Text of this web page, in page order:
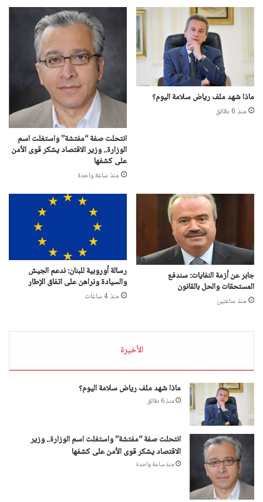
ماذا شهد ملف رياض سلامة اليوم؟
منذ 6 دقائق
انتحلت صفة “مفتشة” واستغلت اسم
الوزارة.. وزير الاقتصاد يشكر قوى الأمن
على كشفها
منذ ساعة واحدة
جابر عن أزمة النفايات: سندفع
المستحقات والحل بالقانون
منذ ساعتين
رسالة أوروبية للبنان: ندعم الجيش
والسيادة ونراهن على اتفاق الإطار
منذ 4 ساعات
الأخيرة
ماذا شهد ملف رياض سلامة اليوم؟
منذ 6 دقائق
انتحلت صفة “مفتشة” واستغلت اسم الوزارة.. وزير
الاقتصاد يشكر قوى الأمن على كشفها
منذ ساعة واحدة